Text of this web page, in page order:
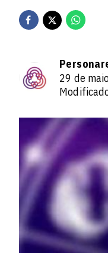
29 de